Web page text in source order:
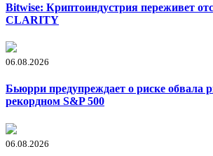
Bitwise: Криптоиндустрия переживет
CLARITY
06.08.2026
Бьюрри предупреждает о риске обвала
рекордном S&P 500
06.08.2026